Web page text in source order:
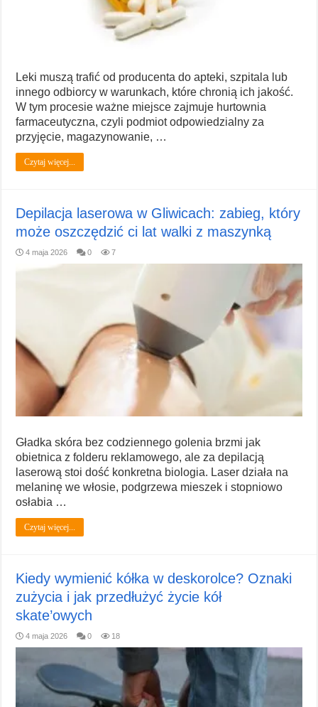
Leki muszą trafić od producenta do apteki, szpitala lub
innego odbiorcy w warunkach, które chronią ich jakość.
W tym procesie ważne miejsce zajmuje hurtownia
farmaceutyczna, czyli podmiot odpowiedzialny za
przyjęcie, magazynowanie, …
Czytaj więcej...
Depilacja laserowa w Gliwicach: zabieg, który
może oszczędzić ci lat walki z maszynką
4 maja 2026 0 7
Gładka skóra bez codziennego golenia brzmi jak
obietnica z folderu reklamowego, ale za depilacją
laserową stoi dość konkretna biologia. Laser działa na
melaninę we włosie, podgrzewa mieszek i stopniowo
osłabia …
Czytaj więcej...
Kiedy wymienić kółka w deskorolce? Oznaki
zużycia i jak przedłużyć życie kół
skate’owych
4 maja 2026 0 18